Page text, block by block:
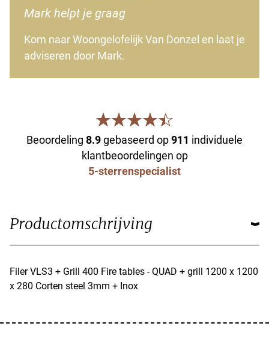
Mark helpt je graag
Kom naar Woongelofelijk Van Donzel en laat je
adviseren door Mark.
Beoordeling 8.9gebaseerd op911 individuele
klantbeoordelingen op
5-sterrenspecialist
Productomschrijving
Filer VLS3 + Grill 400 Fire tables - QUAD + grill 1200 x 1200
x 280 Corten steel 3mm + Inox